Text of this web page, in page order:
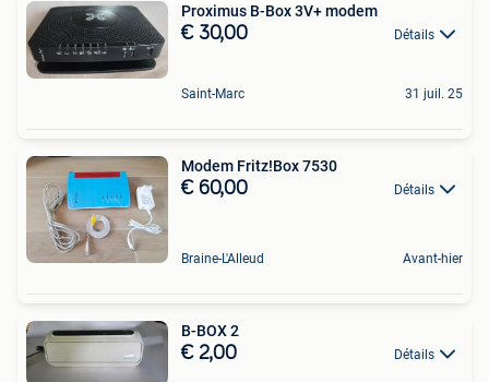
Proximus B-Box 3V+ modem
€ 30,00 Détails
Saint-Marc 31 juil. 25
Modem Fritz!Box 7530
€ 60,00 Détails
Braine-L'Alleud Avant-hier
B-BOX 2
€ 2,00 Détails